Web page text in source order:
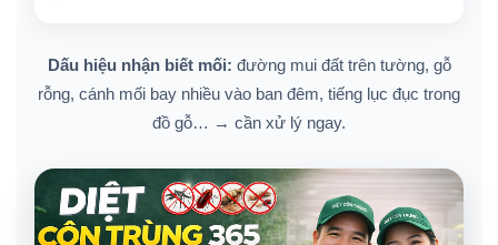
Dấu hiệu nhận biết mối: đường mui đất trên tường, gỗ
rỗng, cánh mối bay nhiều vào ban đêm, tiếng lục đục trong
đồ gỗ… → cần xử lý ngay.